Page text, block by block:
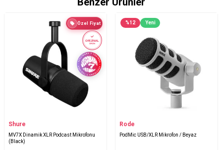
Özel Fiyat
ORİJİNAL
ÜRÜN
Shure
MV7X Dinamik XLR Podcast Mikrofonu
(Black)
%12 Yeni
Rode
PodMic USB/XLR Mikrofon / Beyaz